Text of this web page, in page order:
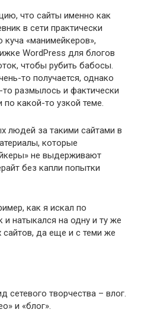
что сайты именно как
в сети практически
«манимейкеров»,
WordPress для блогов
чтобы рубить бабосы.
то получается, однако
то размылось и фактически
по какой-то узкой теме.
людей за такими сайтами в
которые
не выдерживают
без капли попытки
как я искал по
и натыкался на одну и ту же
сайтов, да еще и с теми же
сетевого творчества – влог.
и «блог».